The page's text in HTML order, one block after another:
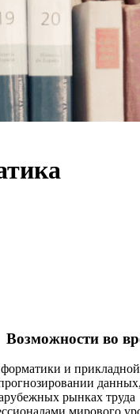
Возможности во
и
рынках труда